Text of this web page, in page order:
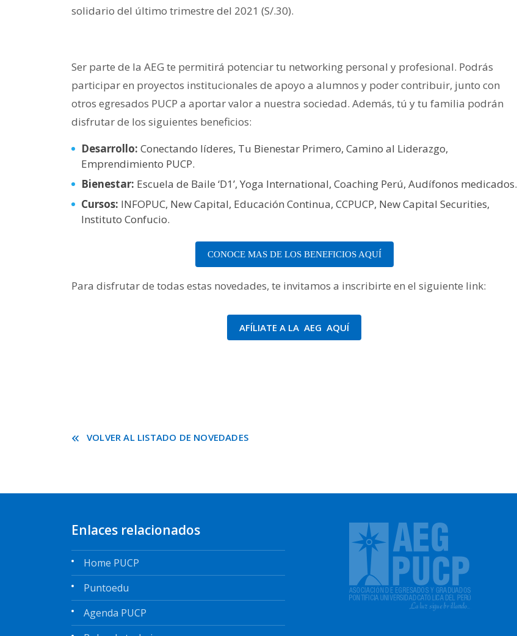
solidario del último trimestre del 2021 (S/.30).
Ser parte de la AEG te permitirá potenciar tu networking personal y profesional. Podrás
participar en proyectos institucionales de apoyo a alumnos y poder contribuir, junto con
otros egresados PUCP a aportar valor a nuestra sociedad. Además, tú y tu familia podrán
disfrutar de los siguientes beneficios:
Desarrollo: Conectando líderes, Tu Bienestar Primero, Camino al Liderazgo,
Emprendimiento PUCP.
Bienestar: Escuela de Baile ‘D1’, Yoga International, Coaching Perú, Audífonos medicados.
Cursos: INFOPUC, New Capital, Educación Continua, CCPUCP, New Capital Securities,
Instituto Confucio.
CONOCE MAS DE LOS BENEFICIOS AQUÍ
Para disfrutar de todas estas novedades, te invitamos a inscribirte en el siguiente link:
AFÍLIATE A LA AEG AQUÍ
VOLVER AL LISTADO DE NOVEDADES
Enlaces relacionados
Home PUCP
Puntoedu
Agenda PUCP